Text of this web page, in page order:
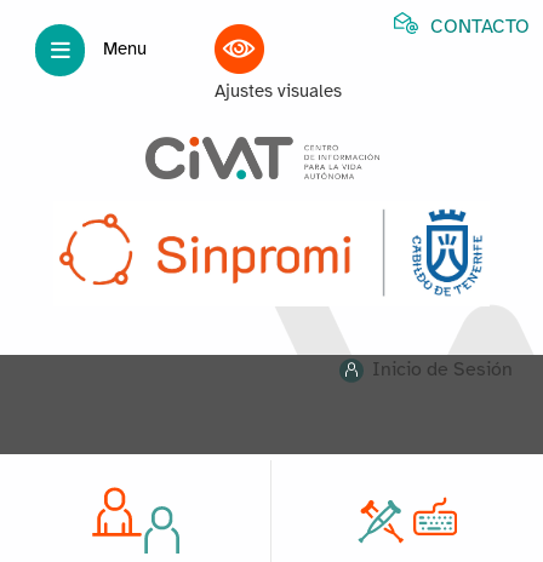
Menu
Ajustes visuales
CONTACTO
Inicio de Sesión